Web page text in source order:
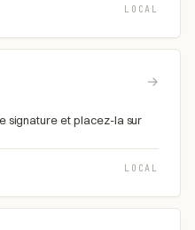
LOCAL
→
signature et placez-la sur
LOCAL